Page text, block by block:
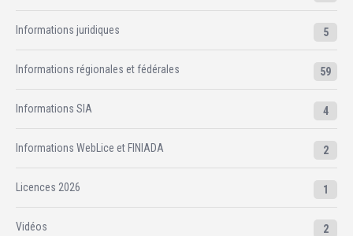
Informations juridiques 5
Informations régionales et fédérales 59
Informations SIA 4
Informations WebLice et FINIADA 2
Licences 2026 1
Vidéos 2